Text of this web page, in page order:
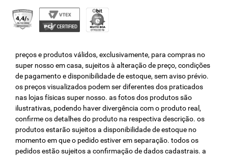
preços e produtos válidos, exclusivamente, para compras no
super nosso em casa, sujeitos à alteração de preço, condições
de pagamento e disponibilidade de estoque, sem aviso prévio.
os preços visualizados podem ser diferentes dos praticados
nas lojas físicas super nosso. as fotos dos produtos são
ilustrativas, podendo haver divergência com o produto real,
confirme os detalhes do produto na respectiva descrição. os
produtos estarão sujeitos a disponibilidade de estoque no
momento em que o pedido estiver em separação. todos os
pedidos estão sujeitos a confirmação de dados cadastrais. a